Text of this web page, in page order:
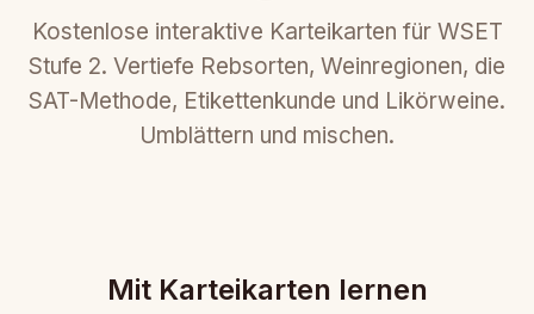
Kostenlose interaktive Karteikarten für WSET
Stufe 2. Vertiefe Rebsorten, Weinregionen, die
SAT-Methode, Etikettenkunde und Likörweine.
Umblättern und mischen.
Mit Karteikarten lernen